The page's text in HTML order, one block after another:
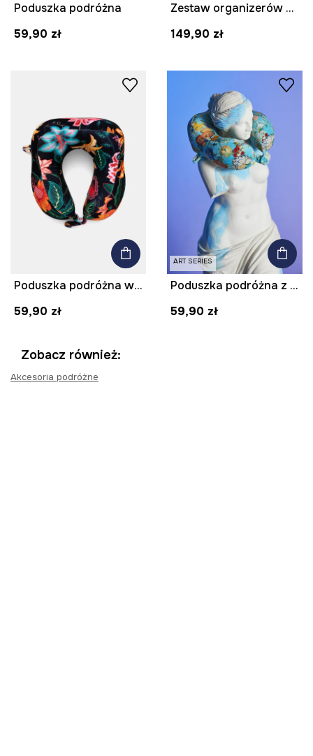
Poduszka podróżna
59,90 zł
Zestaw organizerów podróżnych do bagażu
149,90 zł
Poduszka podróżna wzorzysta
59,90 zł
ART SERIES
Poduszka podróżna z kolekcji Eviva L'arte
59,90 zł
Zobacz również:
Akcesoria podróżne